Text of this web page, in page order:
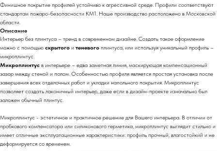
Финишное покрытие профилей устойчиво к агрессивной среде. Профили соответствуют
стандартам пожаро-безопасности КМ1. Наше производство расположено в Московской
области.
Описание
Интерьер без плинтуса – тренд в современном дизайне. Создать такое оформление
можно с помощью скрытого и теневого плинтуса, или используя уникальный профиль –
микроплинтус.
Микроплинтус в интерьере – едва заметная линия, маскирующая компенсационный
зазор между стеной и полом. Особенностью профиля является простая установка после
завершения всех отделочных работ и укладки напольного покрытия. Микроплинтус
позволяет создать лаконичный интерьер, даже если в дизайн-проекте изначально был
заложен обычный плинтус.
Микроплинтус - эстетичное и практичное решение для Вашего интерьера. В отличии от
пробкового компенсатора или силиконового герметика, микроплинтус выглядит стильно и
имеет отличные эксплуатационные характеристики: профиль прочный, влагостойкий и не
деформируется со временем.